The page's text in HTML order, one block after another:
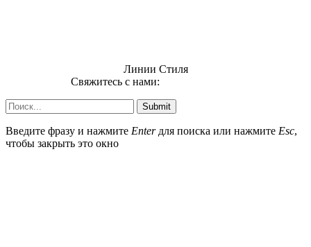
Линии Стиля
Свяжитесь с нами:
Submit
Введите фразу и нажмите Enterдля поиска или нажмите Esc,
чтобы закрыть это окно